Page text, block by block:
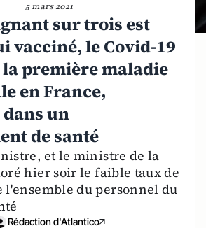
5 mars 2021
sur trois est
vacciné, le Covid-19
la première maladie
en France,
un
de santé
et le ministre de la
hier soir le faible taux de
l'ensemble du personnel du
Rédaction d'Atlantico